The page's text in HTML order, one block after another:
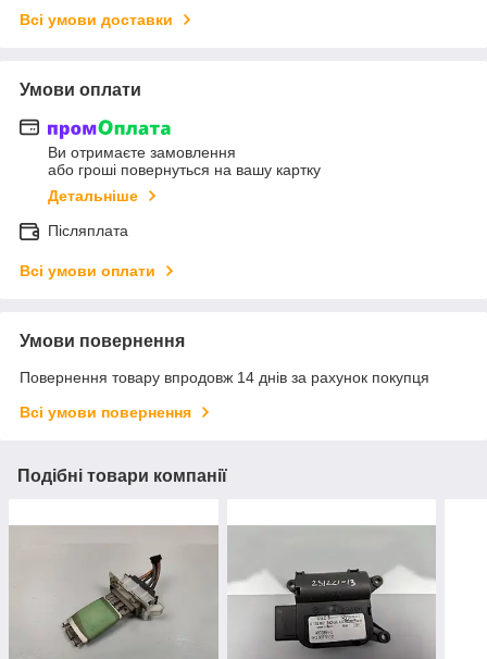
Всі умови доставки
Умови оплати
Ви отримаєте замовлення
або гроші повернуться на вашу картку
Детальніше
Післяплата
Всі умови оплати
Умови повернення
Повернення товару впродовж 14 днів за рахунок покупця
Всі умови повернення
Подібні товари компанії